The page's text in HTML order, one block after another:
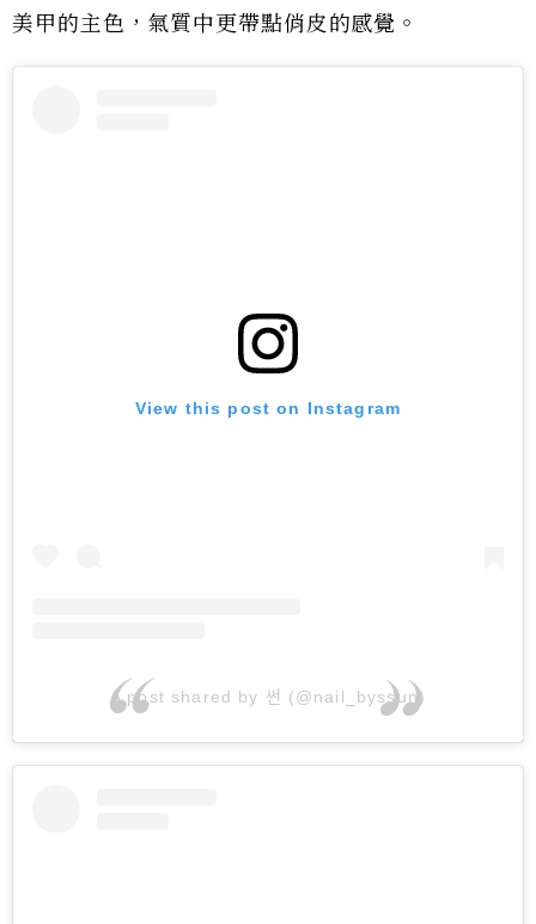
美甲的主色，氣質中更帶點俏皮的感覺。
View this post on Instagram
A post shared by 썬 (@nail_byssun)